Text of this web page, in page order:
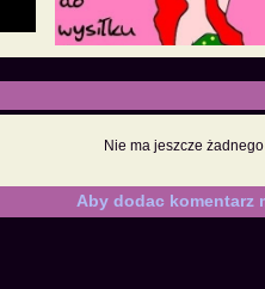
Nie ma jeszcze
Aby dodac komentarz